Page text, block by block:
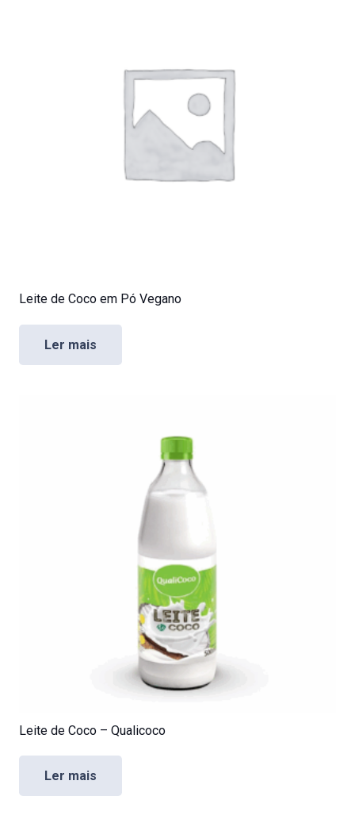
Leite de Coco em Pó Vegano
Ler mais
Leite de Coco – Qualicoco
Ler mais